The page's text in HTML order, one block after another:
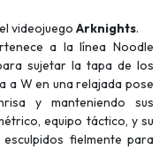
videojuego Arknights.
a la línea Noodle
sujetar la tapa de los
a W en una relajada pose
y manteniendo sus
equipo táctico, y su
fielmente para